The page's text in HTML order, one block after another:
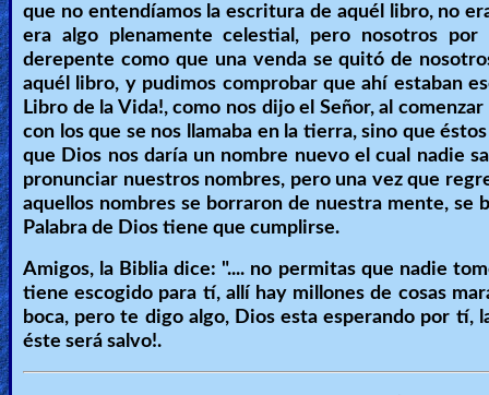
Documentaries
Islam
Other
Other
Languages
que no entendíamos la escritura de aquél libro, no
era algo plenamente celestial, pero nosotros
derepente como que una venda se quitó de
aquél libro, y pudimos comprobar que ahí estaban
Libro de la Vida!, como nos dijo el Señor, al
con los que se nos llamaba en la tierra, sino que
que Dios nos daría un nombre nuevo el cual nadie
pronunciar nuestros nombres, pero una vez que
aquellos nombres se borraron de nuestra mente, se
Palabra de Dios tiene que cumplirse.
Amigos, la Biblia dice: ".... no permitas que nadie
tiene escogido para tí, allí hay millones de cosas
boca, pero te digo algo, Dios esta esperando por tí,
éste será salvo!.